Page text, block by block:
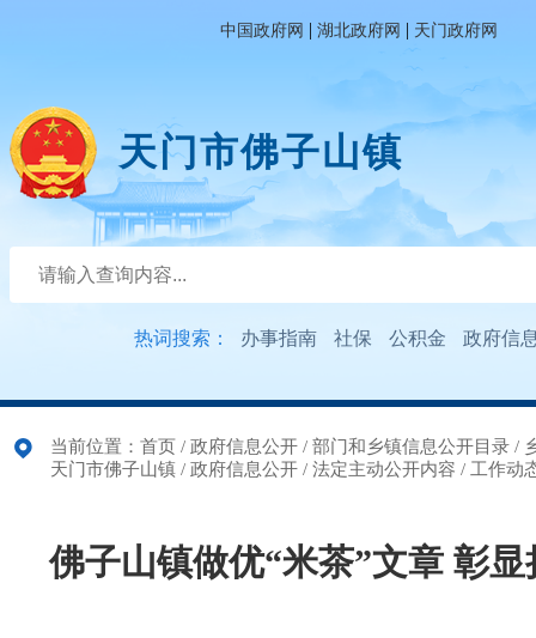
中国政府网 | 湖北政府网 | 天门政府网
天门市佛子山镇
热词搜索： 办事指南 社保 公积金 政府信
当前位置： 首页 / 政府信息公开 / 部门和乡镇信息公开目录 /
天门市佛子山镇 / 政府信息公开 / 法定主动公开内容 / 工作动
佛子山镇做优“米茶”文章 彰